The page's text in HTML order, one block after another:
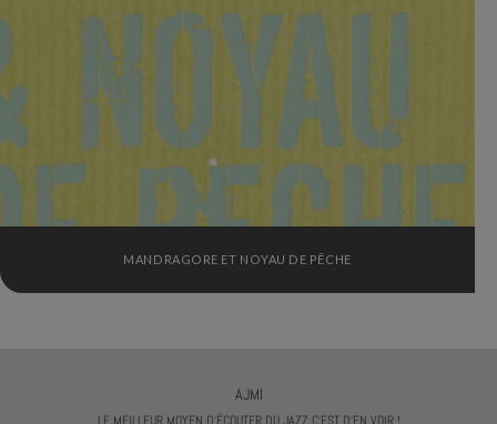
MANDRAGORE ET NOYAU DE PÊCHE
AJMI
LE MEILLEUR MOYEN D'ÉCOUTER DU JAZZ C'EST D'EN VOIR !